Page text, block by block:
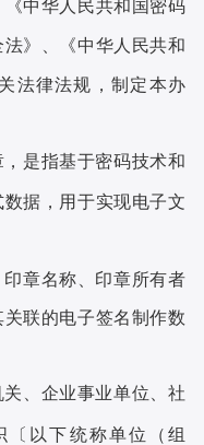
《中华人民共和国密码
》、《中华人民共和
法律法规，制定本办
是指基于密码技术和
据，用于实现电子文
章名称、印章所有者
联的电子签名制作数
、企业事业单位、社
〔以下统称单位（组